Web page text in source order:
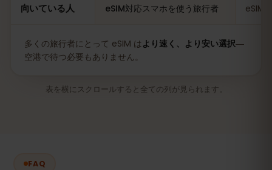
向いている人 eSIM対応スマホを使う旅行者 eSIM
多くの旅行者にとって eSIM は より速く、より安い選択―
空港で待つ必要もありません。
表を横にスクロールすると全ての列が見られます。
FAQ